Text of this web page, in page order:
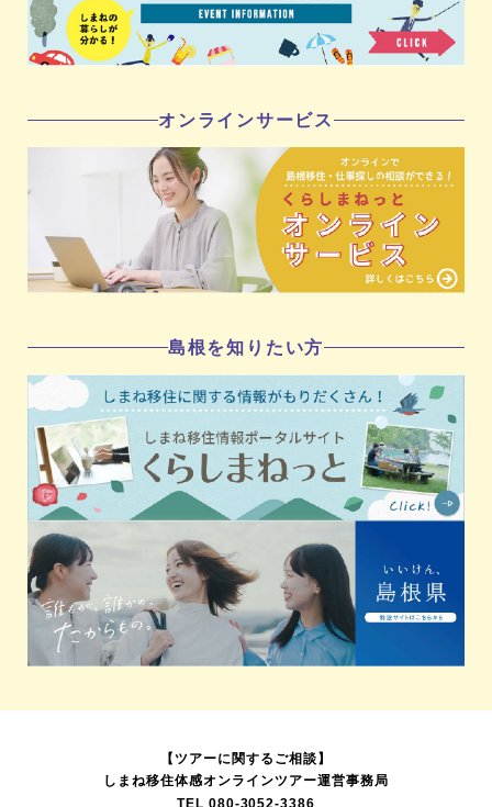
オンラインサービス
島根を知りたい方
【ツアーに関するご相談】
しまね移住体感オンラインツアー運営事務局
TEL 080-3052-3386